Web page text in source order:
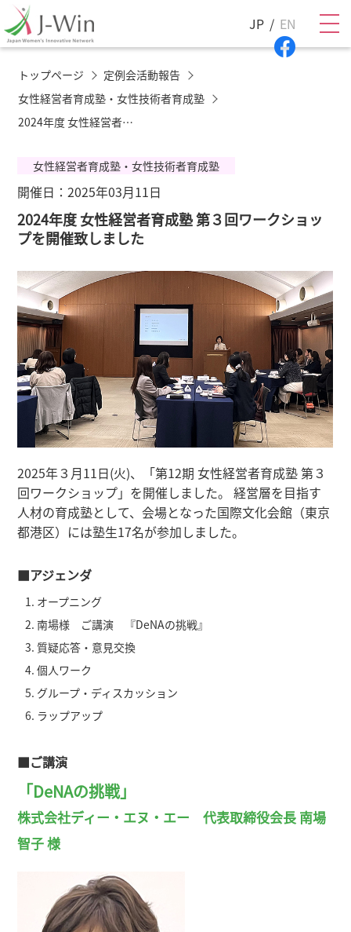
JP EN
トップページ
定例会活動報告
女性経営者育成塾・女性技術者育成塾
2024年度 女性経営者育成塾 第３回ワークショップを開催致しました
女性経営者育成塾・女性技術者育成塾
開催日：2025年03月11日
2024年度 女性経営者育成塾 第３回ワークショッ
プを開催致しました
2025年３月11日(火)、「第12期 女性経営者育成塾 第３
回ワークショップ」を開催しました。 経営層を目指す
人材の育成塾として、会場となった国際文化会館（東京
都港区）には塾生17名が参加しました。
■アジェンダ
オープニング
南場様 ご講演 『DeNAの挑戦』
質疑応答・意見交換
個人ワーク
グループ・ディスカッション
ラップアップ
■ご講演
「DeNAの挑戦」
株式会社ディー・エヌ・エー 代表取締役会長 南場
智子 様